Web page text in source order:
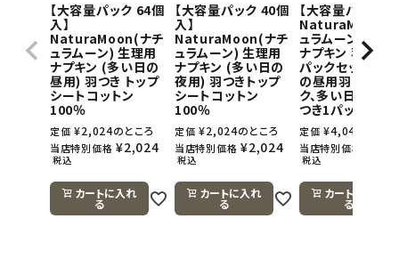
【大容量パック 64個
入】
NaturaMoon(ナチ
ュラムーン) 生理用
ナプキン (多い日の
昼用) 羽つき トップ
シートコットン
100％
定価 ¥2,024のところ
当店特別価格 ¥2,024
税込
カートに入れ
る
【大容量パック 40個
入】
NaturaMoon(ナチ
ュラムーン) 生理用
ナプキン (多い日の
夜用) 羽つきトップ
シートコットン
100％
定価 ¥2,024のところ
当店特別価格 ¥2,024
税込
カートに入れ
る
【大容量パック】
NaturaMoon(
ュラムーン) 生理
ナプキン 羽つき
パックセット(多
の昼用羽つき1パ
ク、多い日の夜
つき1パック)
定価 ¥4,048
当店特別価格
税込
カートに入れ
る